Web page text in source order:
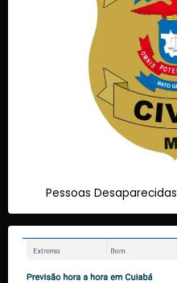
Pessoas Desaparecidas